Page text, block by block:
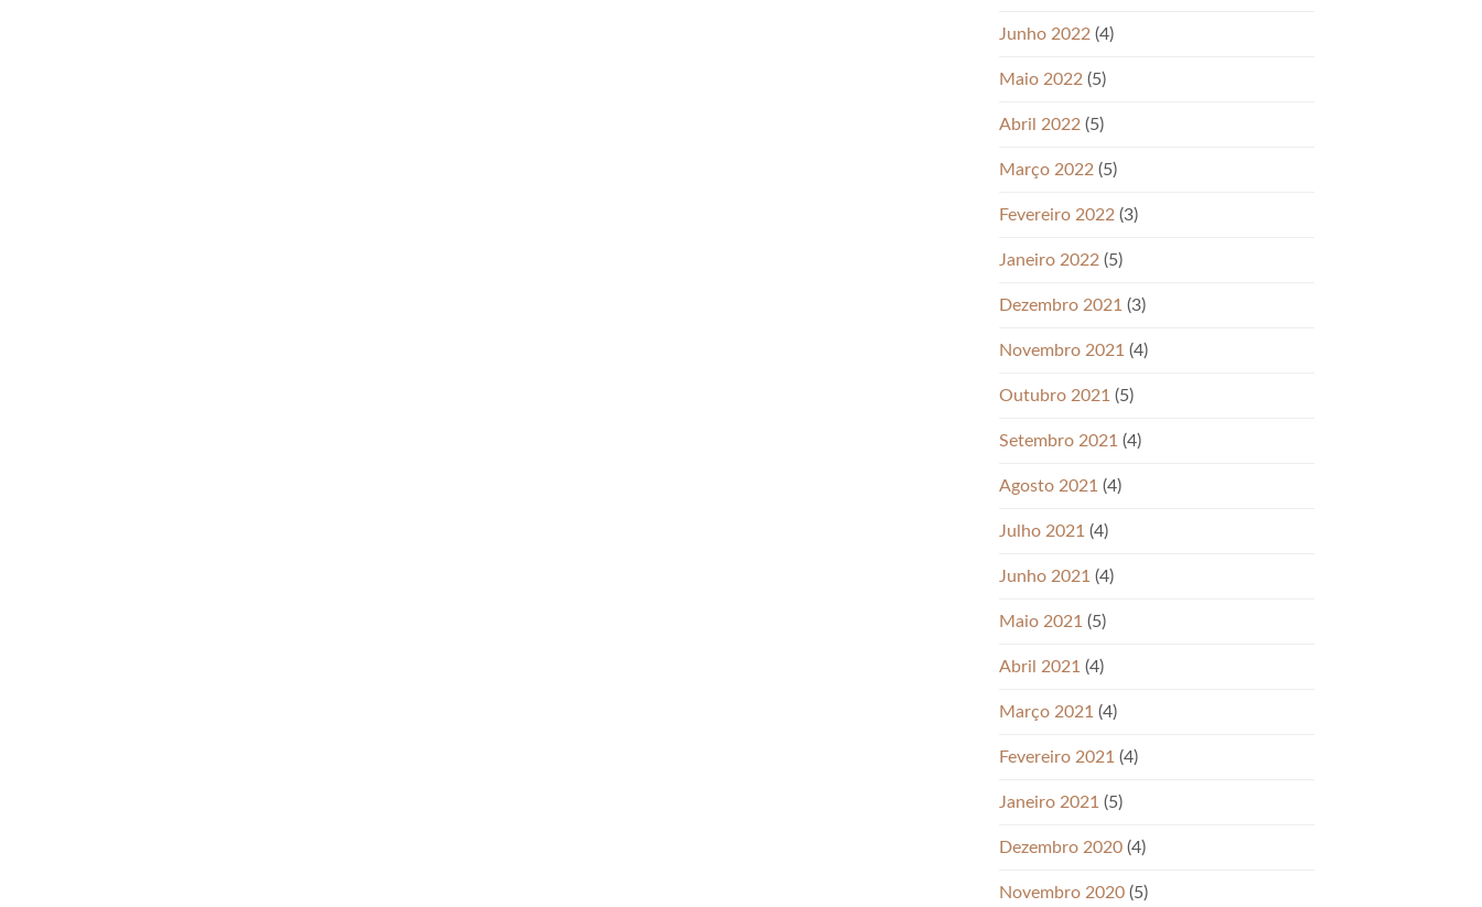
Junho 2022 (4)
Maio 2022 (5)
Abril 2022 (5)
Março 2022 (5)
Fevereiro 2022 (3)
Janeiro 2022 (5)
Dezembro 2021 (3)
Novembro 2021 (4)
Outubro 2021 (5)
Setembro 2021 (4)
Agosto 2021 (4)
Julho 2021 (4)
Junho 2021 (4)
Maio 2021 (5)
Abril 2021 (4)
Março 2021 (4)
Fevereiro 2021 (4)
Janeiro 2021 (5)
Dezembro 2020 (4)
Novembro 2020 (5)